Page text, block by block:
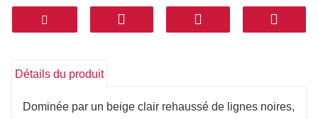
objets.
3. Comporte des compartiments de rangement
permettant de maintenir un espace propre et
4. Comprend une section ouverte équipée d'un
Détails du produit
Dominée par un beige clair rehaussé de lignes noires,